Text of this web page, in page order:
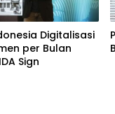
Digitalisasi
per Bulan
Sign